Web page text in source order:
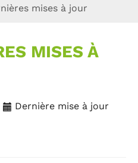
mises à jour
MISES À
Dernière mise à jour